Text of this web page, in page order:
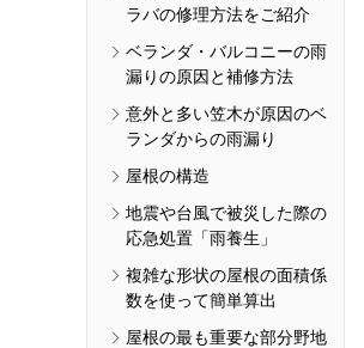
ラバの修理方法をご紹介
ベランダ・バルコニーの雨
漏りの原因と補修方法
意外と多い笠木が原因のベ
ランダからの雨漏り
屋根の構造
地震や台風で被災した際の
応急処置「雨養生」
複雑な形状の屋根の面積係
数を使って簡単算出
屋根の最も重要な部分野地